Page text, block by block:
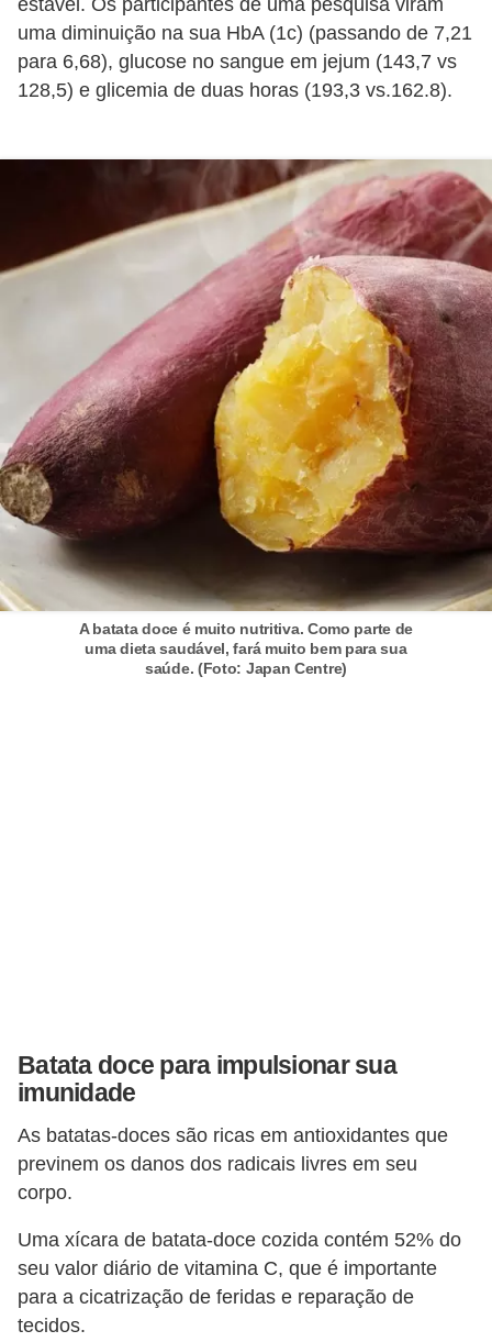
estável. Os participantes de uma pesquisa viram
uma diminuição na sua HbA (1c) (passando de 7,21
para 6,68), glucose no sangue em jejum (143,7 vs
128,5) e glicemia de duas horas (193,3 vs.162.8).
A batata doce é muito nutritiva. Como parte de
uma dieta saudável, fará muito bem para sua
saúde. (Foto: Japan Centre)
Batata doce para impulsionar sua
imunidade
As batatas-doces são ricas em antioxidantes que
previnem os danos dos radicais livres em seu
corpo.
Uma xícara de batata-doce cozida contém 52% do
seu valor diário de vitamina C, que é importante
para a cicatrização de feridas e reparação de
tecidos.